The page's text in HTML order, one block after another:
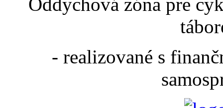
Oddychová zóna pre
- realizované s